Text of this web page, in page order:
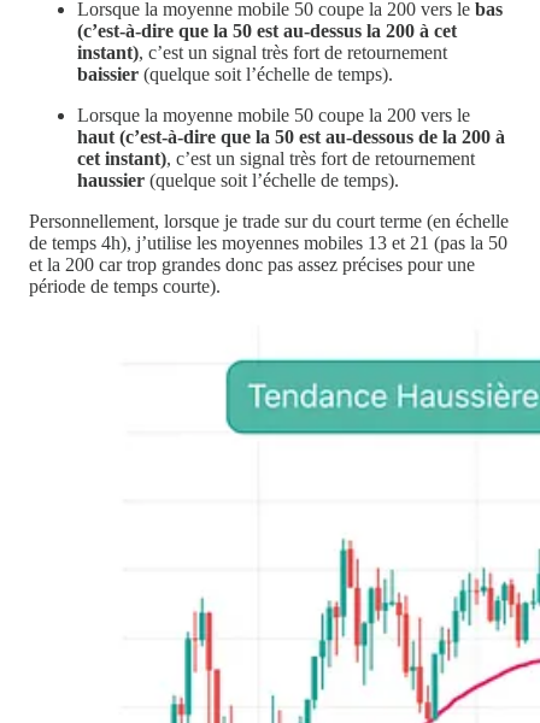
Lorsque la moyenne mobile 50 coupe la 200 vers le bas
(c’est-à-dire que la 50 est au-dessus la 200 à cet
instant), c’est un signal très fort de retournement
baissier (quelque soit l’échelle de temps).
Lorsque la moyenne mobile 50 coupe la 200 vers le
haut (c’est-à-dire que la 50 est au-dessous de la 200 à
cet instant), c’est un signal très fort de retournement
haussier (quelque soit l’échelle de temps).
Personnellement, lorsque je trade sur du court terme (en échelle
de temps 4h), j’utilise les moyennes mobiles 13 et 21 (pas la 50
et la 200 car trop grandes donc pas assez précises pour une
période de temps courte).